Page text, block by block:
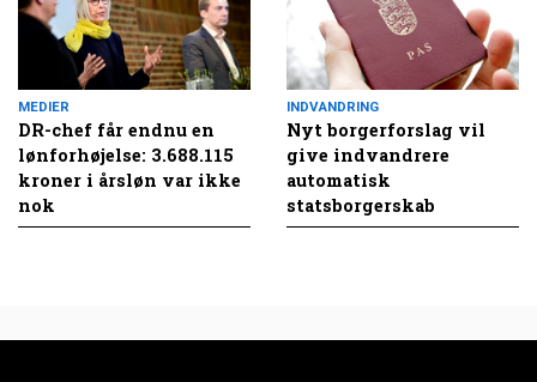
MEDIER
DR-chef får endnu en
lønforhøjelse: 3.688.115
kroner i årsløn var ikke
nok
INDVANDRING
Nyt borgerforslag vil
give indvandrere
automatisk
statsborgerskab